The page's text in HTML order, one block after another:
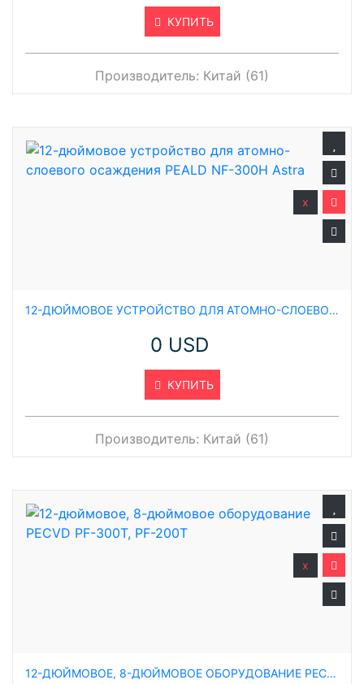
КУПИТЬ
Производитель: Китай (61)
12-ДЮЙМОВОЕ УСТРОЙСТВО ДЛЯ АТОМНО-СЛОЕВОГО ОСАЖДЕНИЯ PEALD NF-300H ASTRA
0 USD
КУПИТЬ
x
Производитель: Китай (61)
12-ДЮЙМОВОЕ, 8-ДЮЙМОВОЕ ОБОРУДОВАНИЕ PECVD PF-300T, PF-200T
x